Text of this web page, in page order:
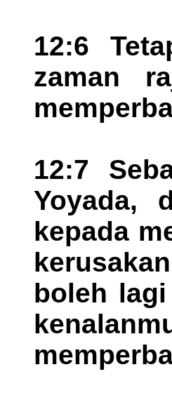
12:6
zaman
12:7
Yoyada,
kepada
boleh